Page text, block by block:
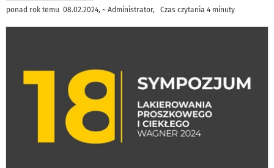
ponad rok temu 08.02.2024, ~ Administrator, Czas czytania 4 minuty